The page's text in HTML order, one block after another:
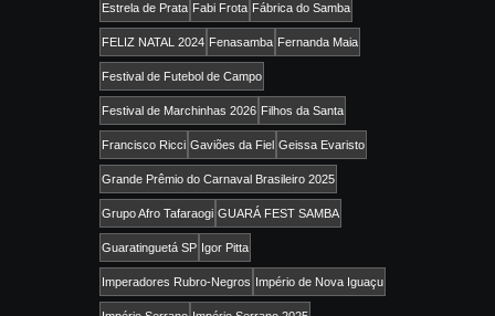
Estrela de Prata Fabi Frota Fábrica do Samba
FELIZ NATAL 2024 Fenasamba Fernanda Maia
Festival de Futebol de Campo
Festival de Marchinhas 2026 Filhos da Santa
Francisco Ricci Gaviões da Fiel Geissa Evaristo
Grande Prêmio do Carnaval Brasileiro 2025
Grupo Afro Tafaraogi GUARÁ FEST SAMBA
Guaratinguetá SP Igor Pitta
Imperadores Rubro-Negros Império de Nova Iguaçu